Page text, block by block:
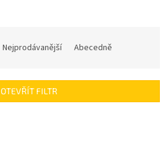
Nejprodávanější Abecedně
OTEVŘÍT FILTR